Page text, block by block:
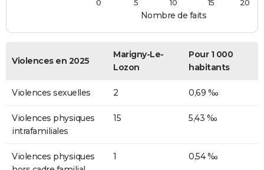
Nombre de faits
0
5 10 15 20
Violences en 2025
Marigny-Le-
Lozon
Pour 1 000
habitants
Violences sexuelles 2 0,69 ‰
Violences physiques
intrafamiliales
15 5,43 ‰
Violences physiques
1 0,54 ‰